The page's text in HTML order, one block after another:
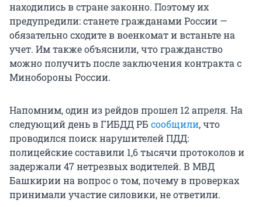
находились в стране законно. Поэтому их
предупредили: станете гражданами России —
обязательно сходите в военкомат и встаньте на
учет. Им также объяснили, что гражданство
можно получить после заключения контракта с
Минобороны России.
Напомним, один из рейдов прошел 12 апреля. На
следующий день в ГИБДД РБ сообщили, что
проводился поиск нарушителей ПДД:
полицейские составили 1,6 тысячи протоколов и
задержали 47 нетрезвых водителей. В МВД
Башкирии на вопрос о том, почему в проверках
принимали участие силовики, не ответили.